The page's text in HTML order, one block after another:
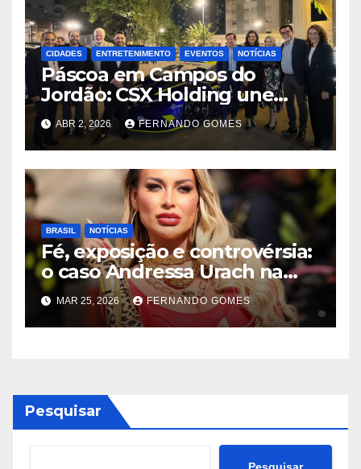
CIDADES ENTRETENIMENTO EVENTOS NOTÍCIAS
Páscoa em Campos do
Jordão: CSX Holding une
velocidade e tradição com
exibição de Lamborghini
exclusiva na Praça Capivari
ABR 2, 2026 FERNANDO GOMES
BRASIL NOTÍCIAS
Fé, exposição e controvérsia:
o caso Andressa Urach na
Quimbanda reacende
debate sobre limites do
sagrado
MAR 25, 2026 FERNANDO GOMES
Pesquisar